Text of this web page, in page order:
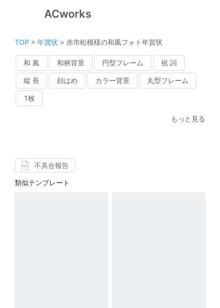
ACworks
TOP > 年賀状 > 赤市松模様の和風フォト年賀状
和 風 和柄背景 円型フレーム 祝 詞
縦 長 顔はめ カラー背景 丸型フレーム
1枚
もっと見る
不具合報告
類似テンプレート